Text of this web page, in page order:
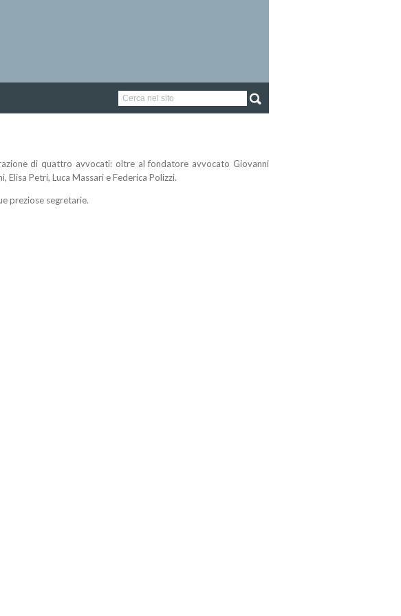
di quattro avvocati: oltre al fondatore avvocato Giovanni
Petri, Luca Massari e Federica Polizzi.
preziose segretarie.